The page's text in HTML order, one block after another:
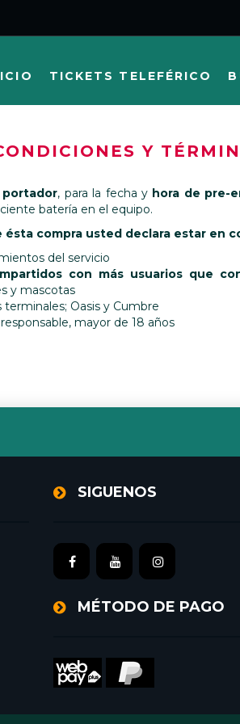
TICKETS TELEFÉRICO
Y
, para la fecha y hora de pre-
batería en el equipo.
compra usted declara estar en
del servicio
con más usuarios que
y mascotas
Oasis y Cumbre
mayor de 18 años
SIGUENOS
MÉTODO DE PAGO